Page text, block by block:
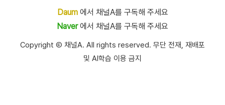
Daum에서 채널A를 구독해 주세요
Naver에서 채널A를 구독해 주세요
Copyright Ⓒ 채널A. All rights reserved. 무단 전재, 재배포
및 AI학습 이용 금지